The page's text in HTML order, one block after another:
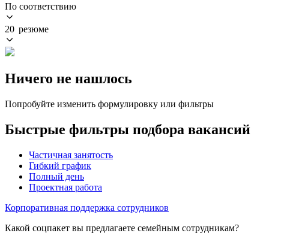
По соответствию
20 резюме
Ничего не нашлось
Попробуйте изменить формулировку или фильтры
Быстрые фильтры подбора вакансий
Частичная занятость
Гибкий график
Полный день
Проектная работа
Корпоративная поддержка сотрудников
Какой соцпакет вы предлагаете семейным сотрудникам?